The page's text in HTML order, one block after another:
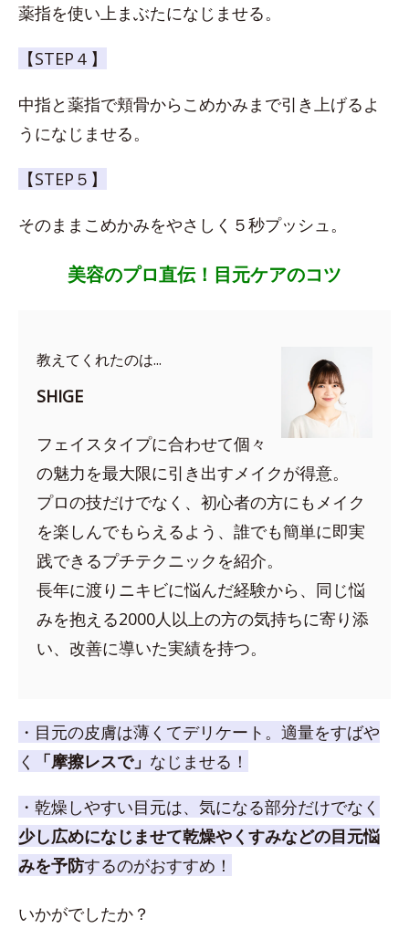
薬指を使い上まぶたになじませる。
【STEP４】
中指と薬指で頬骨からこめかみまで引き上げるよ
うになじませる。
【STEP５】
そのままこめかみをやさしく５秒プッシュ。
美容のプロ直伝！目元ケアのコツ
教えてくれたのは...
SHIGE
フェイスタイプに合わせて個々
の魅力を最大限に引き出すメイクが得意。
プロの技だけでなく、初心者の方にもメイク
を楽しんでもらえるよう、誰でも簡単に即実
践できるプチテクニックを紹介。
長年に渡りニキビに悩んだ経験から、同じ悩
みを抱える2000人以上の方の気持ちに寄り添
い、改善に導いた実績を持つ。
・目元の皮膚は薄くてデリケート。適量をすばや
く
「摩擦レスで」 なじませる！
・乾燥しやすい目元は、気になる部分だけでなく
少し広めになじませて乾燥やくすみなどの目元悩
みを予防するのがおすすめ！
いかがでしたか？